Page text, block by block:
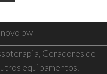
Geradores de
equipamentos.